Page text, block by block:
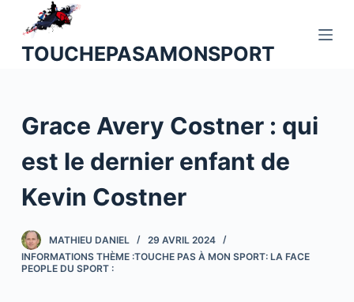
u
o
e
TOUCHEPASAMONSPORT
Grace Avery Costner : qui
est le dernier enfant de
Kevin Costner
MATHIEU DANIEL
29 AVRIL 2024
INFORMATIONS THÈME :TOUCHE PAS À MON SPORT: LA FACE
PEOPLE DU SPORT :